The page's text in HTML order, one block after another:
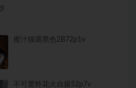
蜜汁猫裘黑色2B72p1v
不可爱羚花火自摄52p7v